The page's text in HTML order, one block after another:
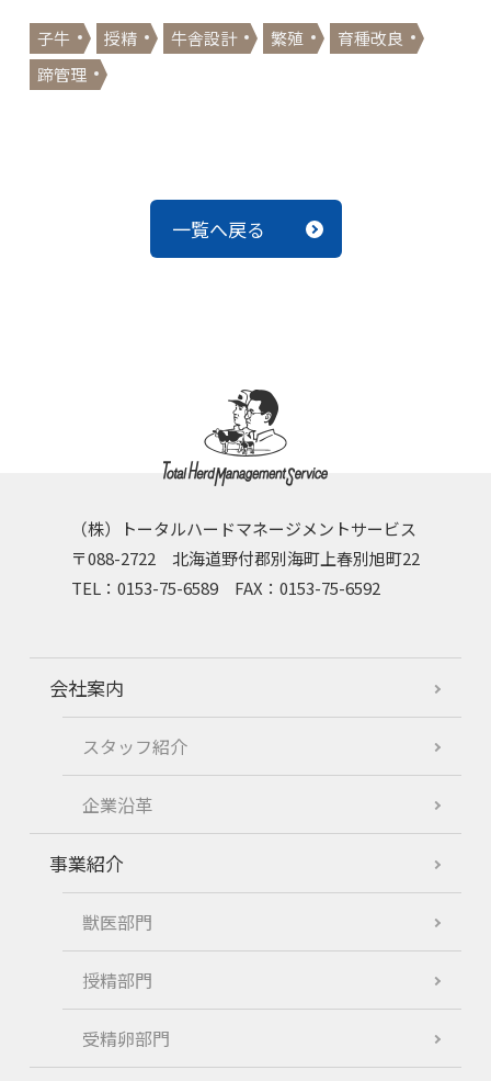
子牛 授精 牛舎設計 繁殖
育種改良
蹄管理
一覧へ戻る
（株）トータルハードマネージメントサービス
〒088-2722 北海道野付郡別海町上春別旭町22
TEL：0153-75-6589 FAX：0153-75-6592
会社案内
スタッフ紹介
企業沿革
事業紹介
獣医部門
授精部門
受精卵部門